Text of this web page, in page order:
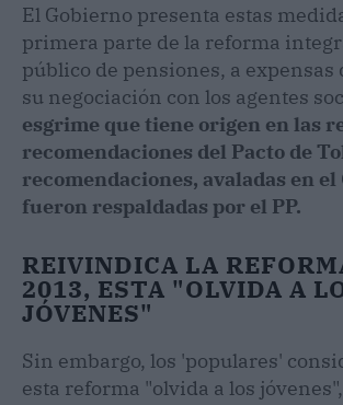
El Gobierno presenta estas
primera parte de la reforma
público de pensiones, a
su negociación con los agentes
esgrime que tiene origen en las
recomendaciones del Pacto de
recomendaciones, avaladas en el
fueron respaldadas por el PP.
REIVINDICA LA
2013, ESTA "OLVIDA A
JÓVENES"
Sin embargo, los 'populares'
esta reforma "olvida a los